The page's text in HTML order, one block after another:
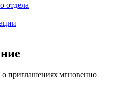
отдела
приглашениях мгновенно